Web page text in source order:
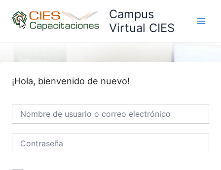
contenido
Campus
Virtual CIES
¡Hola, bienvenido de nuevo!